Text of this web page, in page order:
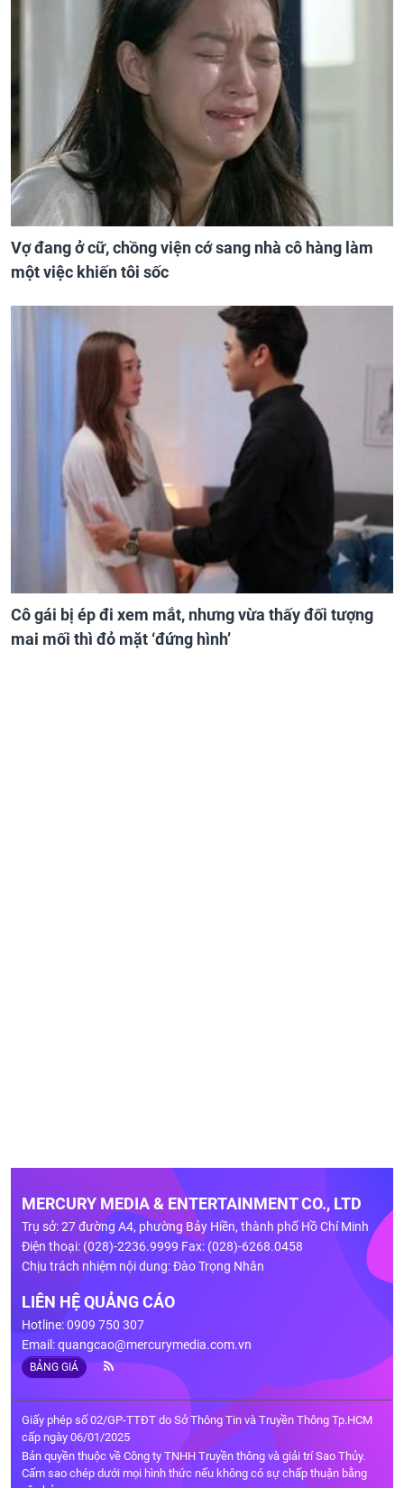
Vợ đang ở cữ, chồng viện cớ sang nhà cô hàng làm
một việc khiến tôi sốc
Cô gái bị ép đi xem mắt, nhưng vừa thấy đối tượng
mai mối thì đỏ mặt ‘đứng hình’
MERCURY MEDIA & ENTERTAINMENT CO., LTD
Trụ sở: 27 đường A4, phường Bảy Hiền, thành phố Hồ Chí Minh
Điện thoại: (028)-2236.9999 Fax: (028)-6268.0458
Chịu trách nhiệm nội dung: Đào Trọng Nhân
LIÊN HỆ QUẢNG CÁO
Hotline: 0909 750 307
Email:quangcao@mercurymedia.com.vn
BẢNG GIÁ
Giấy phép số 02/GP-TTĐT do Sở Thông Tin và Truyền Thông Tp.HCM
cấp ngày 06/01/2025
Bản quyền thuộc về Công ty TNHH Truyền thông và giải trí Sao Thủy.
Cấm sao chép dưới mọi hình thức nếu không có sự chấp thuận bằng